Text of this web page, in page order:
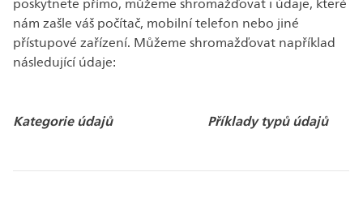
nám zašle váš počítač, mobilní telefon nebo jiné
přístupové zařízení. Můžeme shromažďovat například
následující údaje:
Kategorie údajů Příklady typů údajů